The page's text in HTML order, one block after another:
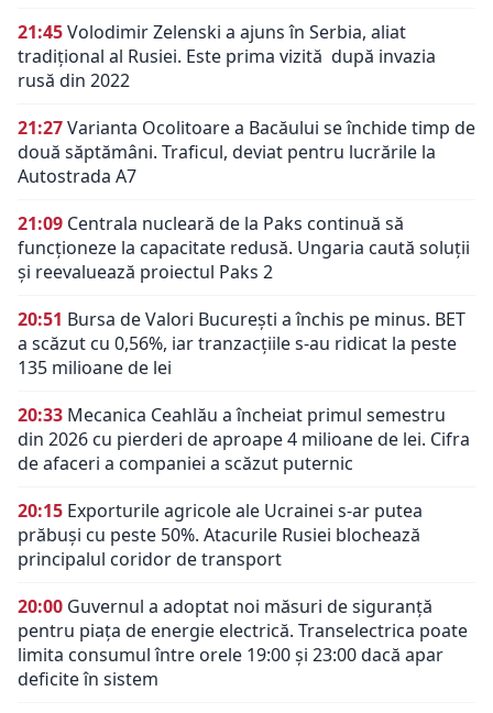
21:45Volodimir Zelenski a ajuns în Serbia, aliat
tradiţional al Rusiei. Este prima vizită după invazia
rusă din 2022
21:27Varianta Ocolitoare a Bacăului se închide timp de
două săptămâni. Traficul, deviat pentru lucrările la
Autostrada A7
21:09 Centrala nucleară de la Paks continuă să
funcționeze la capacitate redusă. Ungaria caută soluții
și reevaluează proiectul Paks 2
20:51 Bursa de Valori București a închis pe minus. BET
a scăzut cu 0,56%, iar tranzacțiile s-au ridicat la peste
135 milioane de lei
20:33 Mecanica Ceahlău a încheiat primul semestru
din 2026 cu pierderi de aproape 4 milioane de lei. Cifra
de afaceri a companiei a scăzut puternic
20:15 Exporturile agricole ale Ucrainei s-ar putea
prăbuși cu peste 50%. Atacurile Rusiei blochează
principalul coridor de transport
20:00 Guvernul a adoptat noi măsuri de siguranță
pentru piața de energie electrică. Transelectrica poate
limita consumul între orele 19:00 și 23:00 dacă apar
deficite în sistem